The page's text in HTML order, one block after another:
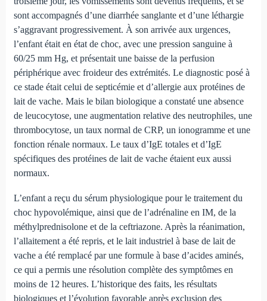
sont accompagnés d’une diarrhée sanglante et d’une léthargie
s’aggravant progressivement. À son arrivée aux urgences,
l’enfant était en état de choc, avec une pression sanguine à
60/25 mm Hg, et présentait une baisse de la perfusion
périphérique avec froideur des extrémités. Le diagnostic posé à
ce stade était celui de septicémie et d’allergie aux protéines de
lait de vache. Mais le bilan biologique a constaté une absence
de leucocytose, une augmentation relative des neutrophiles, une
thrombocytose, un taux normal de CRP, un ionogramme et une
fonction rénale normaux. Le taux d’IgE totales et d’IgE
spécifiques des protéines de lait de vache étaient eux aussi
normaux.
L’enfant a reçu du sérum physiologique pour le traitement du
choc hypovolémique, ainsi que de l’adrénaline en IM, de la
méthylprednisolone et de la ceftriazone. Après la réanimation,
l’allaitement a été repris, et le lait industriel à base de lait de
vache a été remplacé par une formule à base d’acides aminés,
ce qui a permis une résolution complète des symptômes en
moins de 12 heures. L’historique des faits, les résultats
biologiques et l’évolution favorable après exclusion des